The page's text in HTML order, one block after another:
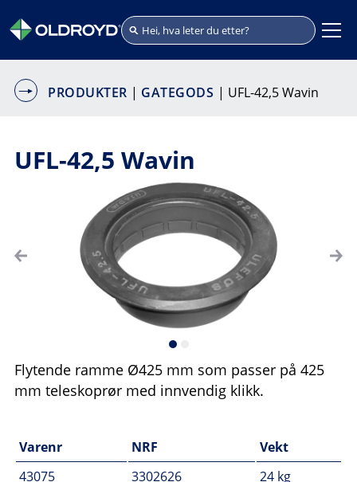
PRODUKTER | GATEGODS | UFL-42,5 Wavin
UFL-42,5 Wavin
Flytende ramme Ø425 mm som passer på 425
mm teleskoprør med innvendig klikk.
Varenr NRF
Vekt
43075
3302626 24 kg